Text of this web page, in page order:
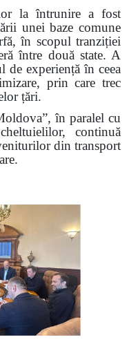
la întrunire a fost
unei baze comune
în scopul tranziției
între două state. A
experiență în ceea
prin care trec
țări.
în paralel cu
continuă
din transport